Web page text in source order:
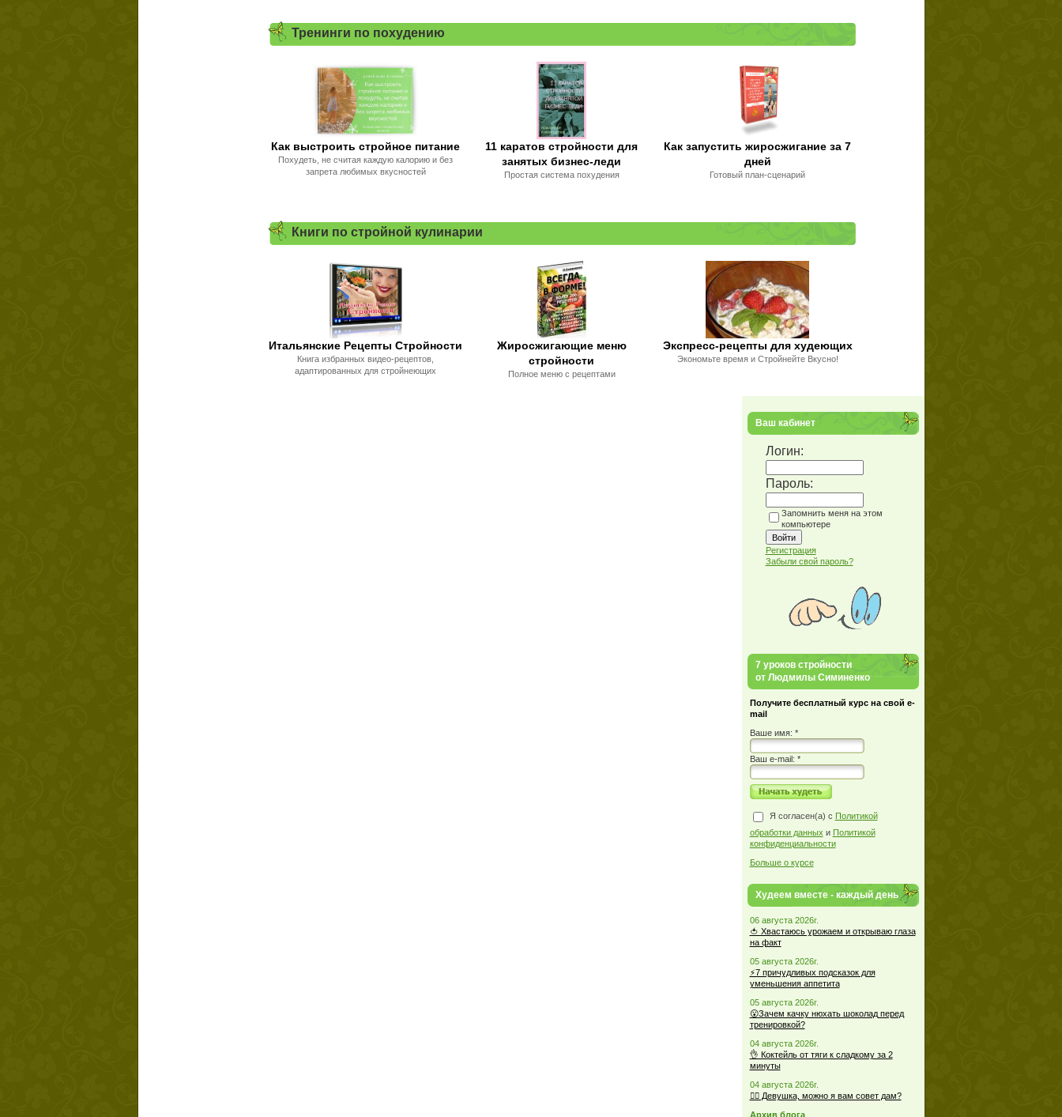
Тренинги по похудению
Как выстроить стройное питание
Похудеть, не считая каждую калорию и без
запрета любимых вкусностей
11 каратов стройности для
занятых бизнес-леди
Простая система похудения
Как запустить жиросжигание за 7
дней
Готовый план-сценарий
Книги по стройной кулинарии
Итальянские Рецепты Стройности
Книга избранных видео-рецептов,
адаптированных для стройнеющих
Жиросжигающие меню
стройности
Полное меню с рецептами
Экспресс-рецепты для худеющих
Экономьте время и Стройнейте Вкусно!
Ваш кабинет
Логин:
Пароль:
Запомнить меня на этом
компьютере
Регистрация
Забыли свой пароль?
7 уроков стройности
от Людмилы Симиненко
Получите бесплатный курс на свой e-
mail
Ваше имя: *
Ваш е-mail: *
Я согласен(а) с Политикой
обработки данных и Политикой
конфиденциальности
Больше о курсе
Худеем вместе - каждый день
06 августа 2026г.
🍅 Хвастаюсь урожаем и открываю глаза
на факт
05 августа 2026г.
⚡7 причудливых подсказок для
уменьшения аппетита
05 августа 2026г.
😮Зачем качку нюхать шоколад перед
тренировкой?
04 августа 2026г.
👌 Коктейль от тяги к сладкому за 2
минуты
04 августа 2026г.
🏋️‍♀️ Девушка, можно я вам совет дам?
Архив блога